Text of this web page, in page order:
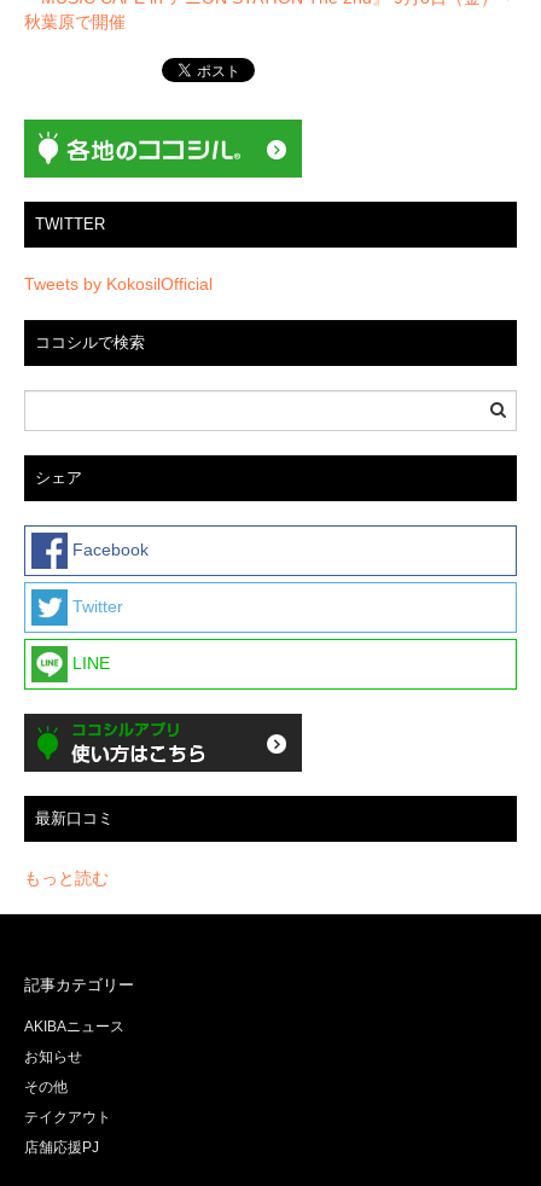
ー
ン
秋葉原で開催
TWITTER
Tweets by KokosilOfficial
ココシルで検索
シェア
Facebook
Twitter
LINE
最新口コミ
もっと読む
記事カテゴリー
AKIBAニュース
お知らせ
その他
テイクアウト
店舗応援PJ